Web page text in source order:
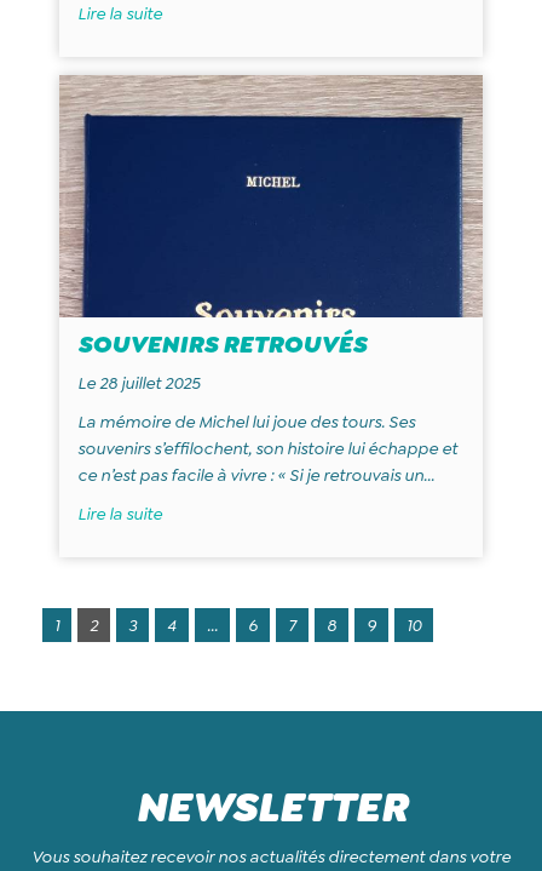
Lire la suite
SOUVENIRS RETROUVÉS
Le 28 juillet 2025
La mémoire de Michel lui joue des tours. Ses
souvenirs s’effilochent, son histoire lui échappe et
ce n’est pas facile à vivre : « Si je retrouvais un...
Lire la suite
1 2 3 4 ... 6 7 8 9 10
NEWSLETTER
Vous souhaitez recevoir nos actualités directement dans votre